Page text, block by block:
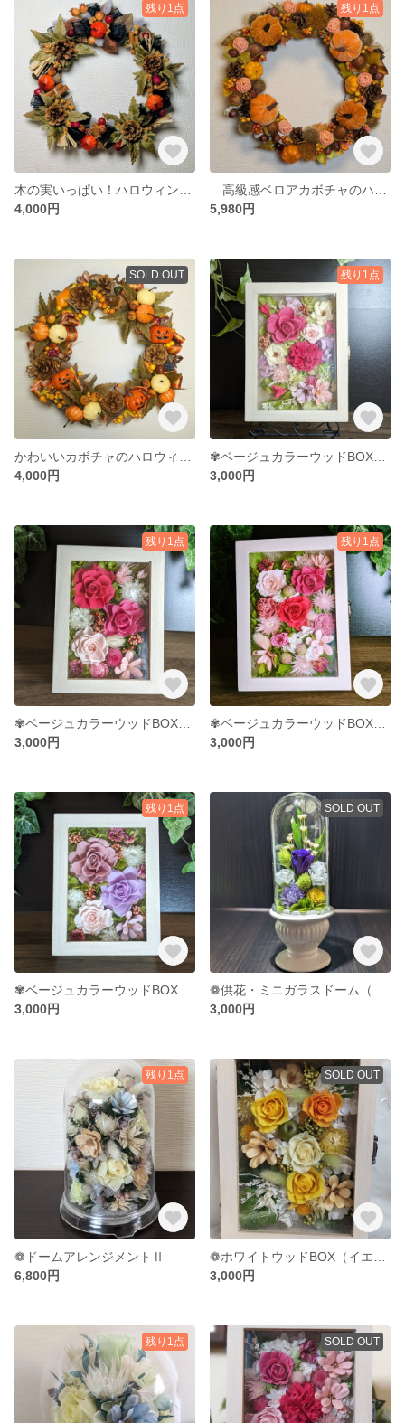
残り1点
4,000円
残り1点
5,980円
SOLD OUT
4,000円
残り1点
3,000円
残り1点
3,000円
残り1点
3,000円
残り1点
3,000円
SOLD OUT
3,000円
残り1点
❁ドームアレンジメントⅡ
6,800円
SOLD OUT
3,000円
残り1点 SOLD OUT